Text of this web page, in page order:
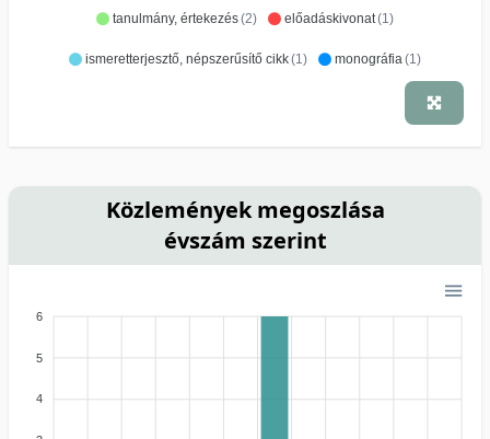
tanulmány, értekezés(2) előadáskivonat(1)
ismeretterjesztő, népszerűsítő cikk(1) monográfia(1)
Közlemények megoszlása
évszám szerint
6
5
4